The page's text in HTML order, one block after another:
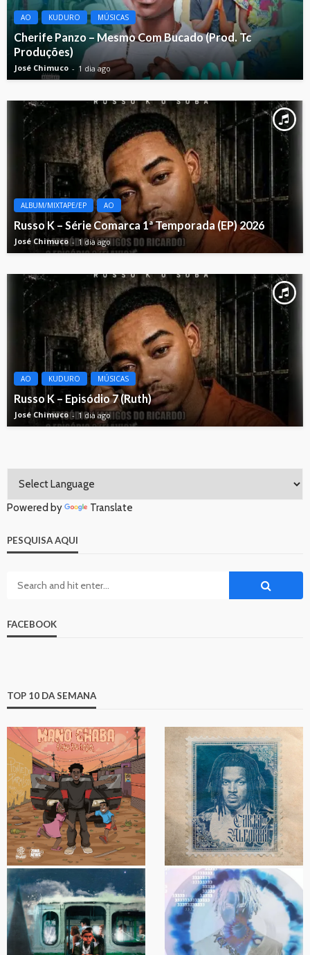
AO KUDURO MÚSICAS
Cherife Panzo – Mesmo Com Bucado (Prod. Tc
Produções)
José Chimuco 1 dia ago
ALBUM/MIXTAPE/EP AO
Russo K – Série Comarca 1ª Temporada (EP) 2026
José Chimuco 1 dia ago
AO KUDURO MÚSICAS
Russo K – Episódio 7 (Ruth)
José Chimuco 1 dia ago
Powered by Translate
PESQUISA AQUI
FACEBOOK
TOP 10 DA SEMANA